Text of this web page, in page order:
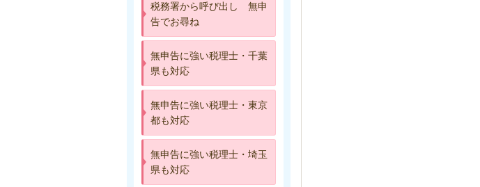
税務署から呼び出し 無申
告でお尋ね
無申告に強い税理士・千葉
県も対応
無申告に強い税理士・東京
都も対応
無申告に強い税理士・埼玉
県も対応